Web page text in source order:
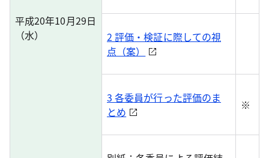
平成20年10月29日
（水）
2 評価・検証に際しての視
点（案）
3 各委員が行った評価のま
とめ
※